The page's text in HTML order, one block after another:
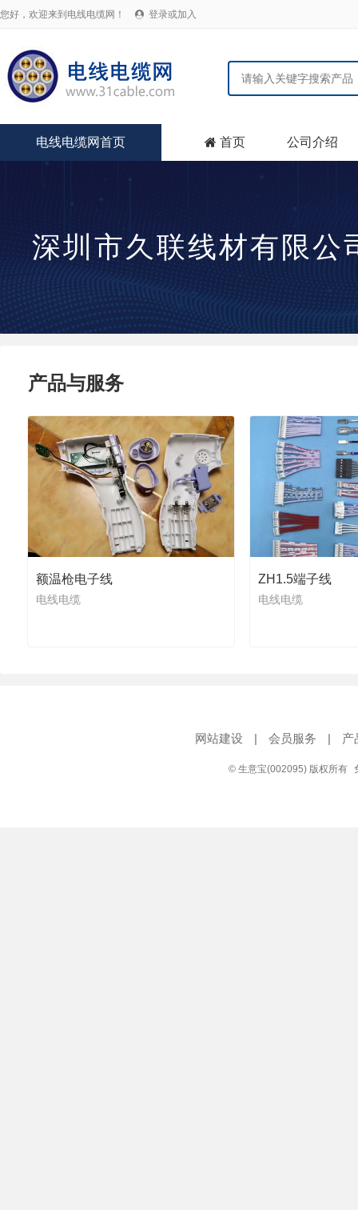
您好，欢迎来到电线电缆网！  登录或加入
电线电缆网首页  首页 公司介绍
深圳市久联线材有限公
产品与服务
额温枪电子线
电线电缆
ZH1.5端子线
电线电缆
网站建设 | 会员服务 | 产
© 生意宝(002095) 版权所有